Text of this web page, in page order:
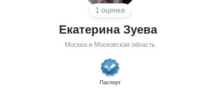
1 оценка
Екатерина Зуева
Москва и Московская область
Паспорт